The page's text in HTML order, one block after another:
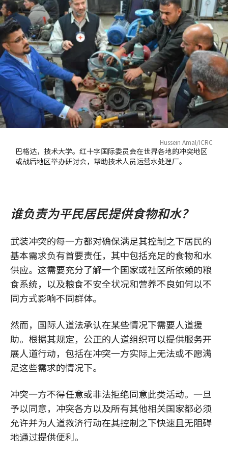
Hussein Amal/ICRC
巴格达，技术大学。红十字国际委员会在世界各地的冲突地区
或战后地区举办研讨会，帮助技术人员运营水处理厂。
谁负责为平民居民提供食物和水？
武装冲突的每一方都对确保满足其控制之下居民的
基本需求负有首要责任，其中包括充足的食物和水
供应。这需要充分了解一个国家或社区所依赖的粮
食系统，以及粮食不安全状况和营养不良如何以不
同方式影响不同群体。
然而，国际人道法承认在某些情况下需要人道援
助。根据其规定，公正的人道组织可以提供服务开
展人道行动，包括在冲突一方实际上无法或不愿满
足这些需求的情况下。
冲突一方不得任意或非法拒绝同意此类活动。一旦
予以同意，冲突各方以及所有其他相关国家都必须
允许并为人道救济行动在其控制之下快速且无阻碍
地通过提供便利。